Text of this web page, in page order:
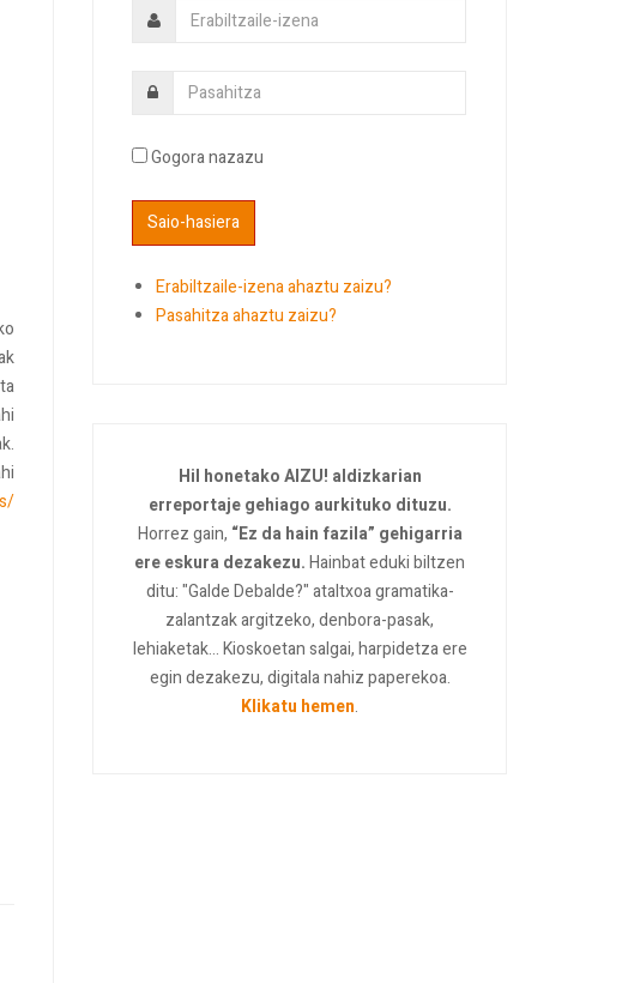
Gogora nazazu
Erabiltzaile-izena ahaztu zaizu?
Pasahitza ahaztu zaizu?
Hil honetako AIZU! aldizkarian
erreportaje gehiago aurkituko dituzu.
Horrez gain, “Ez da hain fazila” gehigarria
ere eskura dezakezu.Hainbat eduki biltzen
ditu: "Galde Debalde?" ataltxoa gramatika-
zalantzak argitzeko, denbora-pasak,
lehiaketak... Kioskoetan salgai, harpidetza ere
egin dezakezu, digitala nahiz paperekoa.
Klikatu hemen.